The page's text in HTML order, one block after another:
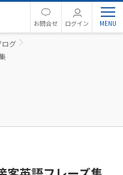
お問合せ ログイン
ログ